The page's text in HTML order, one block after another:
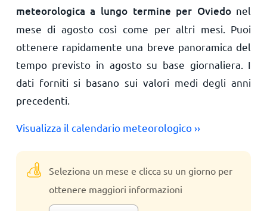
meteorologica a lungo termine per Oviedonel
mese di agosto così come per altri mesi. Puoi
ottenere rapidamente una breve panoramica del
tempo previsto in agosto su base giornaliera. I
dati forniti si basano sui valori medi degli anni
precedenti.
Visualizza il calendario meteorologico ››
Seleziona un mese e clicca su un giorno per
ottenere maggiori informazioni